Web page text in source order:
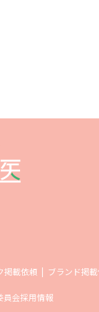
掲載依頼 ブランド掲
員会採用情報